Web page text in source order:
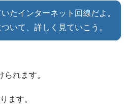
たインターネット回線だよ。
いて、詳しく見ていこう。
れます。
ます。